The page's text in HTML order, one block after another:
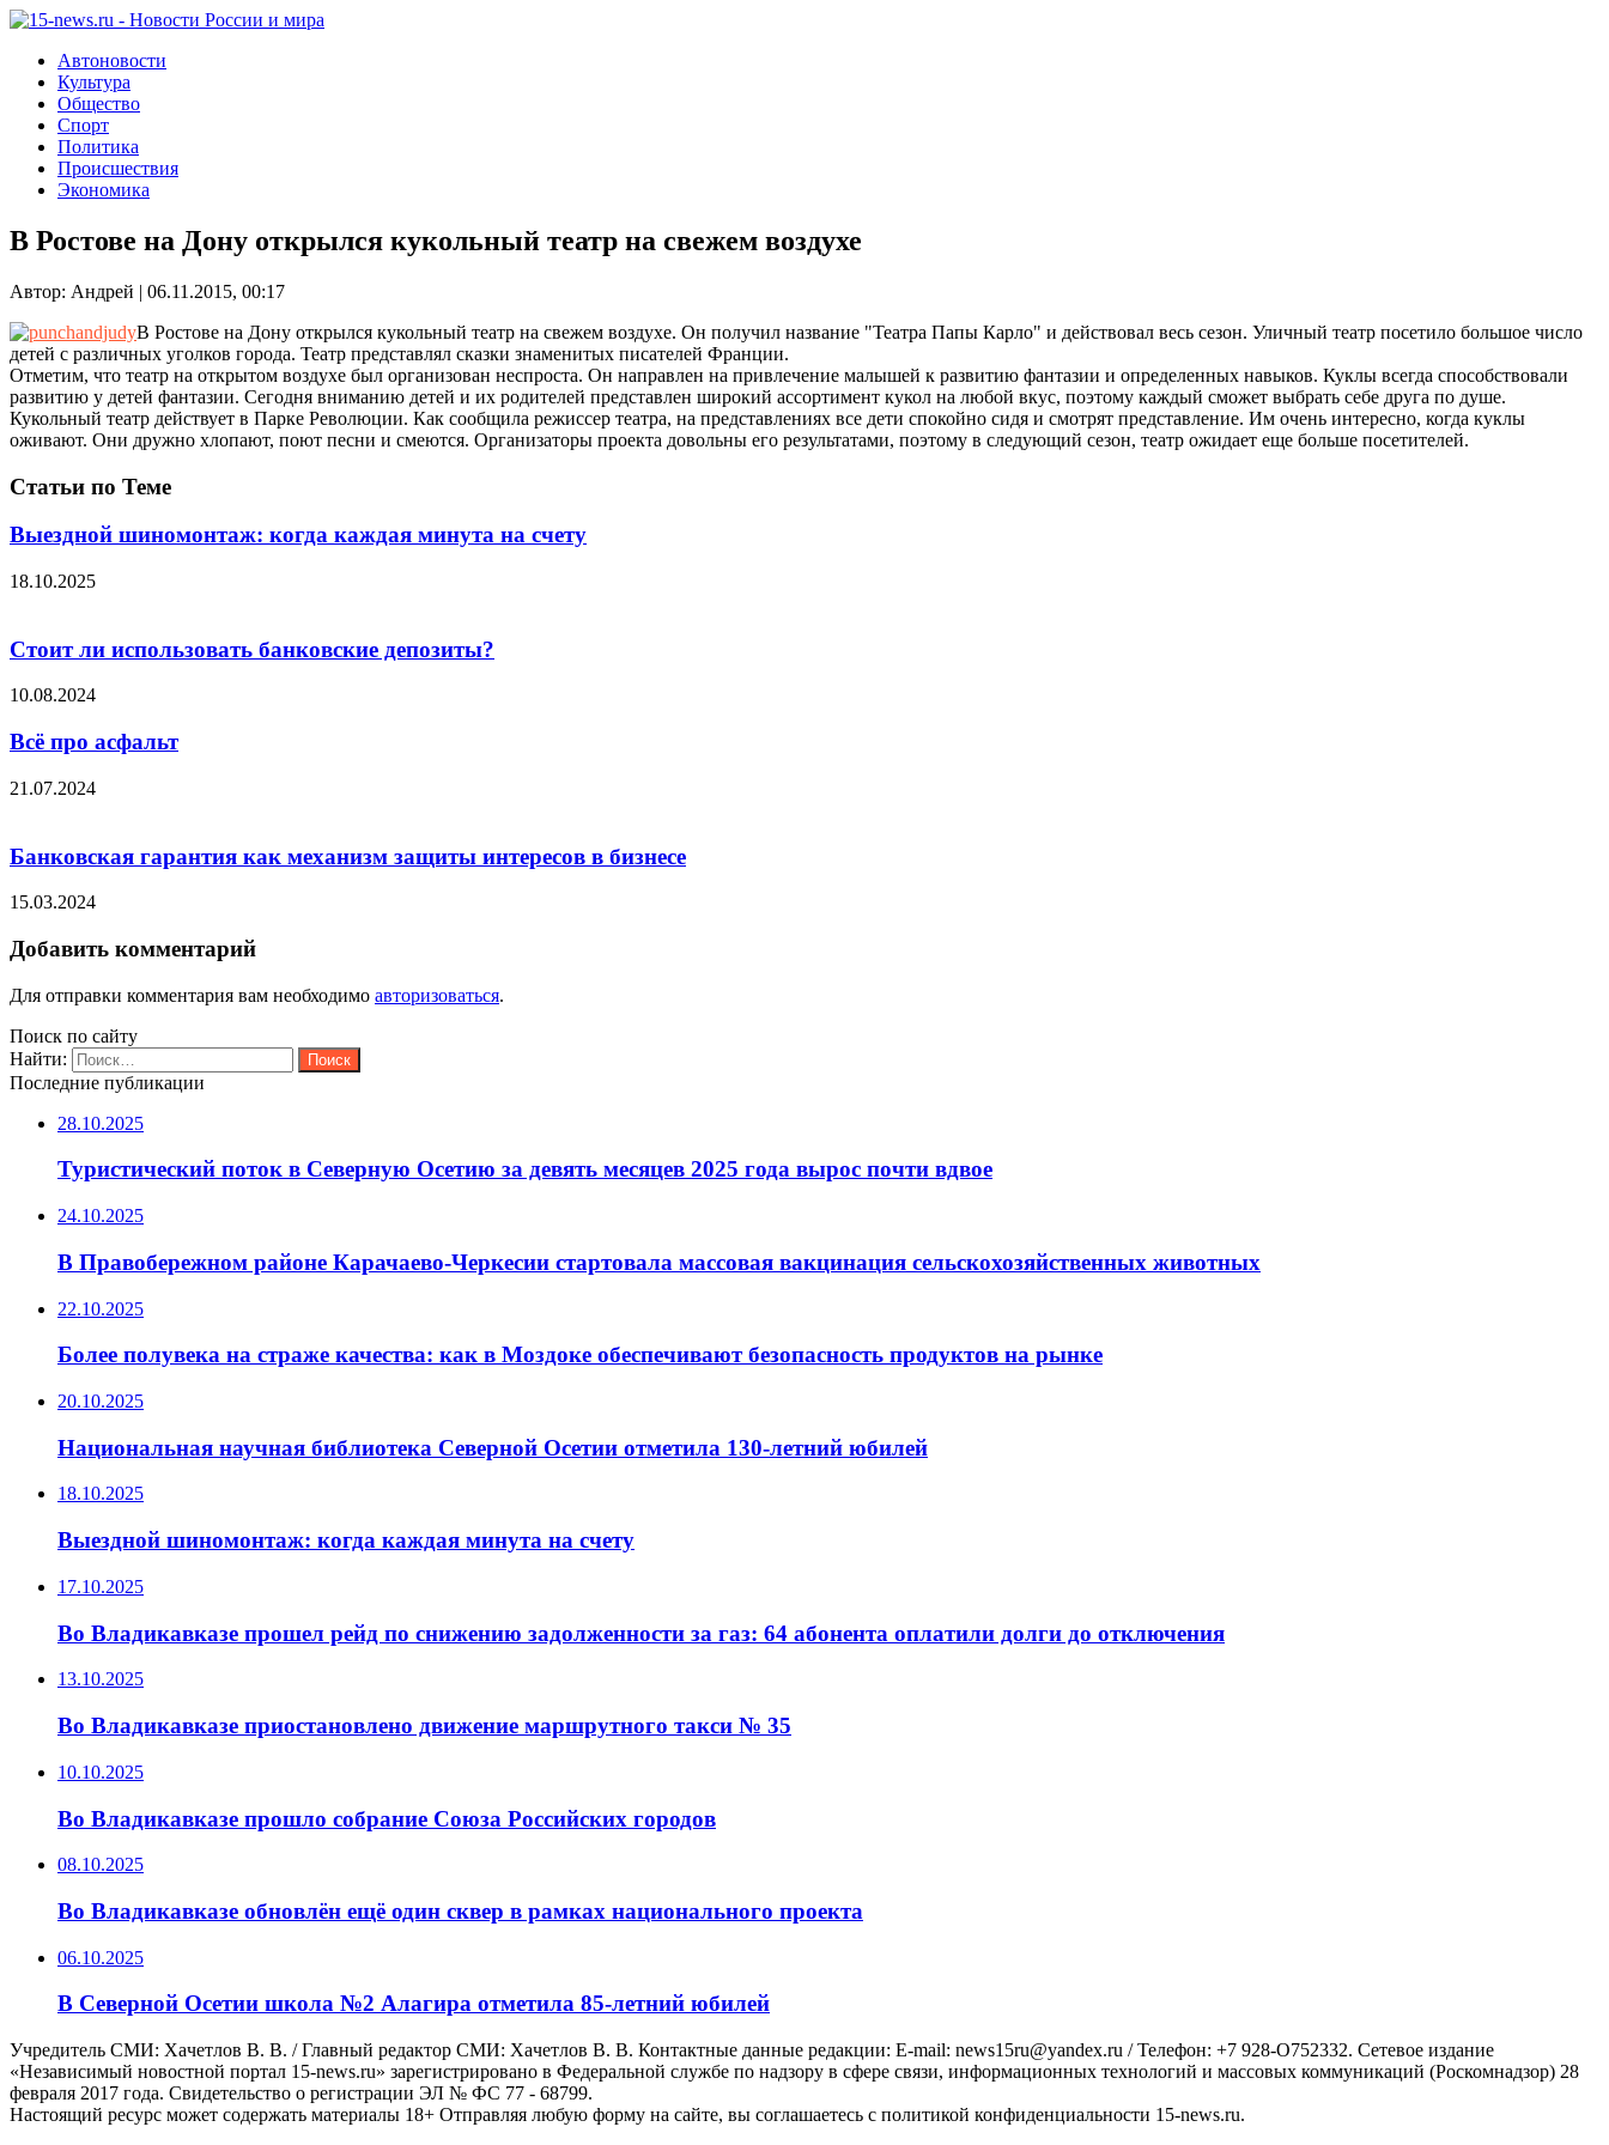
Автоновости
Культура
Общество
Спорт
Политика
Происшествия
Экономика
В Ростове на Дону открылся кукольный театр на свежем воздухе
Автор: Андрей | 06.11.2015, 00:17
В Ростове на Дону открылся кукольный театр на свежем воздухе. Он получил название "Театра Папы Карло" и действовал весь сезон. Уличный театр посетило большое число
детей с различных уголков города. Театр представлял сказки знаменитых писателей Франции.
Отметим, что театр на открытом воздухе был организован неспроста. Он направлен на привлечение малышей к развитию фантазии и определенных навыков. Куклы всегда способствовали
развитию у детей фантазии. Сегодня вниманию детей и их родителей представлен широкий ассортимент кукол на любой вкус, поэтому каждый сможет выбрать себе друга по душе.
Кукольный театр действует в Парке Революции. Как сообщила режиссер театра, на представлениях все дети спокойно сидя и смотрят представление. Им очень интересно, когда куклы
оживают. Они дружно хлопают, поют песни и смеются. Организаторы проекта довольны его результатами, поэтому в следующий сезон, театр ожидает еще больше посетителей.
Статьи по Теме
Выездной шиномонтаж: когда каждая минута на счету
18.10.2025
Стоит ли использовать банковские депозиты?
10.08.2024
Всё про асфальт
21.07.2024
Банковская гарантия как механизм защиты интересов в бизнесе
15.03.2024
Добавить комментарий
Для отправки комментария вам необходимо авторизоваться.
Поиск по сайту
Найти:
Последние публикации
28.10.2025
Туристический поток в Северную Осетию за девять месяцев 2025 года вырос почти вдвое
24.10.2025
В Правобережном районе Карачаево-Черкесии стартовала массовая вакцинация сельскохозяйственных животных
22.10.2025
Более полувека на страже качества: как в Моздоке обеспечивают безопасность продуктов на рынке
20.10.2025
Национальная научная библиотека Северной Осетии отметила 130-летний юбилей
18.10.2025
Выездной шиномонтаж: когда каждая минута на счету
17.10.2025
Во Владикавказе прошел рейд по снижению задолженности за газ: 64 абонента оплатили долги до отключения
13.10.2025
Во Владикавказе приостановлено движение маршрутного такси № 35
10.10.2025
Во Владикавказе прошло собрание Союза Российских городов
08.10.2025
Во Владикавказе обновлён ещё один сквер в рамках национального проекта
06.10.2025
В Северной Осетии школа №2 Алагира отметила 85-летний юбилей
Учредитель СМИ: Хaчeтлoв B. B. / Главный редактор СМИ: Хaчeтлoв B. B. Контактные данные редакции: E-mail: news15ru@yandex.ru / Телефон: +7 928-O752332. Сетевое издание
«Независимый новостной портал 15-news.ru» зарегистрировано в Федеральной службе по надзору в сфере связи, информационных технологий и массовых коммуникаций (Роскомнадзор) 28
февраля 2017 года. Свидетельство о регистрации ЭЛ № ФС 77 - 68799.
Настоящий ресурс может содержать материалы 18+ Отправляя любую форму на сайте, вы соглашаетесь с политикой конфиденциальности 15-news.ru.